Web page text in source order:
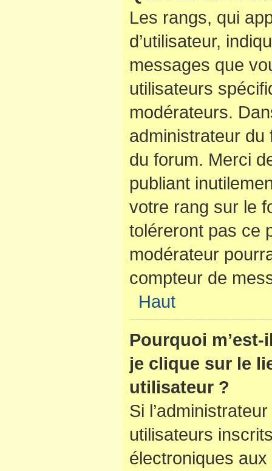
Les rangs, qui
d’utilisateur,
messages que
utilisateurs
modérateurs.
administrateur du
du forum. Merci
publiant
votre rang sur le
toléreront pas ce
modérateur
compteur de
Haut
Pourquoi
je clique sur le
utilisateur ?
Si
utilisateurs
électroniques